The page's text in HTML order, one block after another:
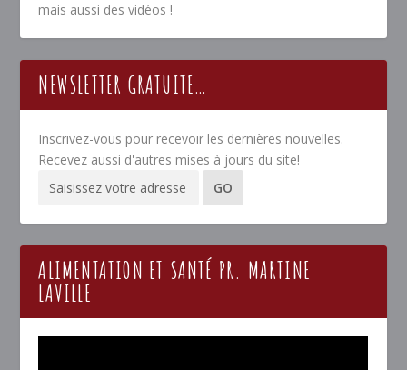
mais aussi des vidéos !
NEWSLETTER GRATUITE…
Inscrivez-vous pour recevoir les dernières nouvelles.
Recevez aussi d'autres mises à jours du site!
ALIMENTATION ET SANTÉ PR. MARTINE
LAVILLE